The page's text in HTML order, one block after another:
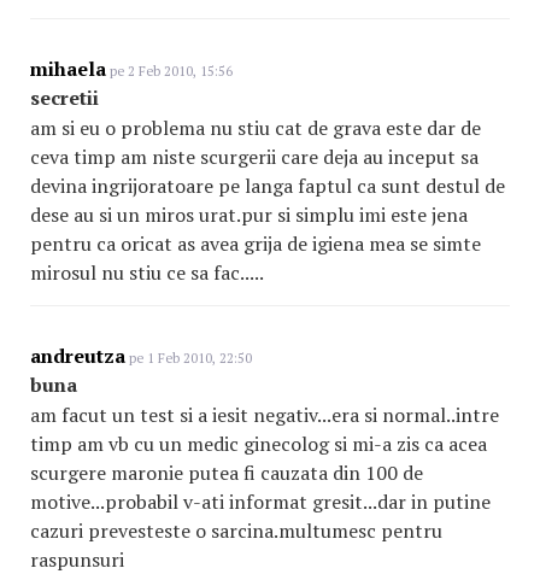
mihaela pe 2 Feb 2010, 15:56
secretii
am si eu o problema nu stiu cat de grava este dar de
ceva timp am niste scurgerii care deja au inceput sa
devina ingrijoratoare pe langa faptul ca sunt destul de
dese au si un miros urat.pur si simplu imi este jena
pentru ca oricat as avea grija de igiena mea se simte
mirosul nu stiu ce sa fac.....
andreutza pe 1 Feb 2010, 22:50
buna
am facut un test si a iesit negativ...era si normal..intre
timp am vb cu un medic ginecolog si mi-a zis ca acea
scurgere maronie putea fi cauzata din 100 de
motive...probabil v-ati informat gresit...dar in putine
cazuri prevesteste o sarcina.multumesc pentru
raspunsuri